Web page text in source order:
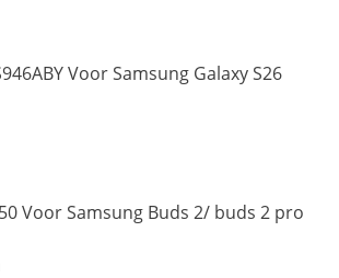
Voor Samsung Galaxy S26
Voor Samsung Buds 2/ buds 2 pro